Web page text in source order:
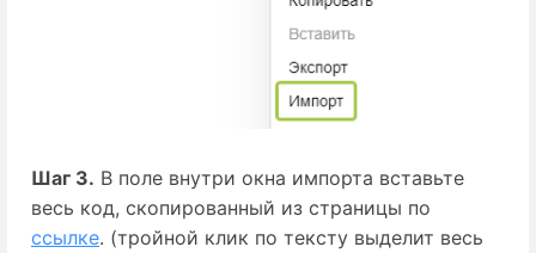
Шаг 3. В поле внутри окна импорта вставьте
ссылке. (тройной клик по тексту выделит весь